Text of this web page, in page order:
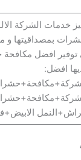
خدمات الشركة
بمصداقيتها و
افضل
افضل: